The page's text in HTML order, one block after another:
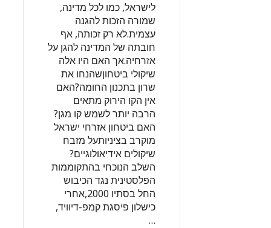
לישראל, כמו לכל מדינה,
שמורה הזכות להגנה
עצמית.לא רק זכותה, אף
חובתה של המדינה להגן על
אזרחיה.אך האם היו אלה
שיקולי ביטחוןשהנחו את
שרון בתכנון החומה?האם
אין הקו הירוק מתאים
הרבה יותר לשמש קו מגן?
האם ביטחון אזרחי ישראל
מוקרב בציניותעל מזבח
שיקולים אידיאולוגיים?
השלב הנוכחי בהתקוממות
הפלסטינית נגד הכיבוש
החל בסתיו 2000,אחרי
כישלון פיסגת קמפ-דיוויד,
…